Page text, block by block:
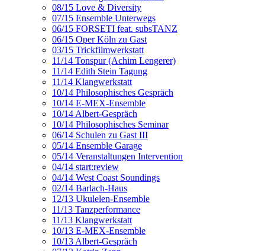
08/15 Love & Diversity
07/15 Ensemble Unterwegs
06/15 FORSETI feat. subsTANZ
06/15 Oper Köln zu Gast
03/15 Trickfilmwerkstatt
11/14 Tonspur (Achim Lengerer)
11/14 Edith Stein Tagung
11/14 Klangwerkstatt
10/14 Philosophisches Gespräch
10/14 E-MEX-Ensemble
10/14 Albert-Gespräch
10/14 Philosophisches Seminar
06/14 Schulen zu Gast III
05/14 Ensemble Garage
05/14 Veranstaltungen Intervention
04/14 start:review
04/14 West Coast Soundings
02/14 Barlach-Haus
12/13 Ukulelen-Ensemble
11/13 Tanzperformance
11/13 Klangwerkstatt
10/13 E-MEX-Ensemble
10/13 Albert-Gespräch